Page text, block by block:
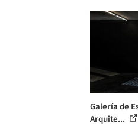
Galería de
Arquite...